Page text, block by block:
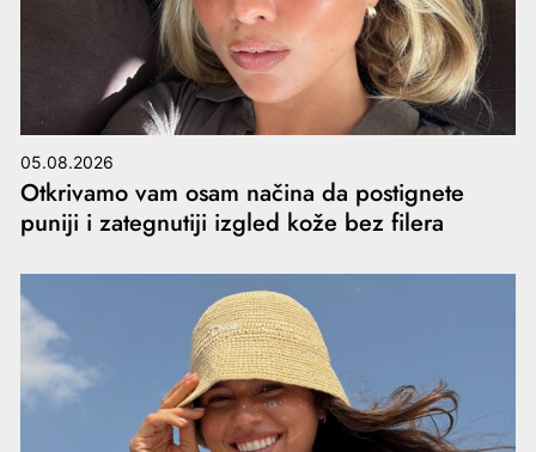
05.08.2026
Otkrivamo vam osam načina da postignete
puniji i zategnutiji izgled kože bez filera